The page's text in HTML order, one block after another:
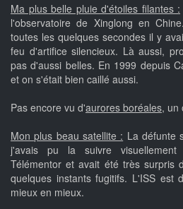
Ma plus belle pluie d'étoiles filantes :
l'observatoire de Xinglong en
toutes les quelques secondes il y
feu d'artifice silencieux. Là aussi,
pas d'aussi belles. En 1999 depuis
et on s'était bien caillé aussi.
Pas encore vu d'aurores boréales, un
Mon plus beau satellite : La défunte
j'avais pu la suivre
Télémentor et avait été très surpris
quelques instants fugitifs. L'ISS
mieux en mieux.